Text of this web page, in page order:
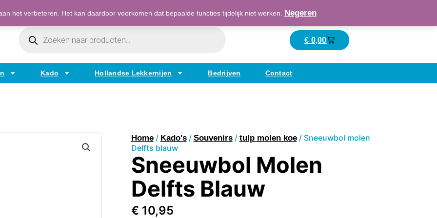
het verbeteren. Het kan daardoor voorkomen dat bepaalde functies tijdelijk niet werken. Negeren
Bestellen op factuur mogelijk voor bedrijven
Maatschappelijk verantwoord ondernemend
Producten
€ 0,00Winkelwagen
Kado Hollandse Lekkernijen Bedrijven Contact
Home/ Kado's/ Souvenirs/ tulp molen koe/ Sneeuwbol molen
Delfts blauw
Sneeuwbol Molen
Delfts Blauw
€ 10,95